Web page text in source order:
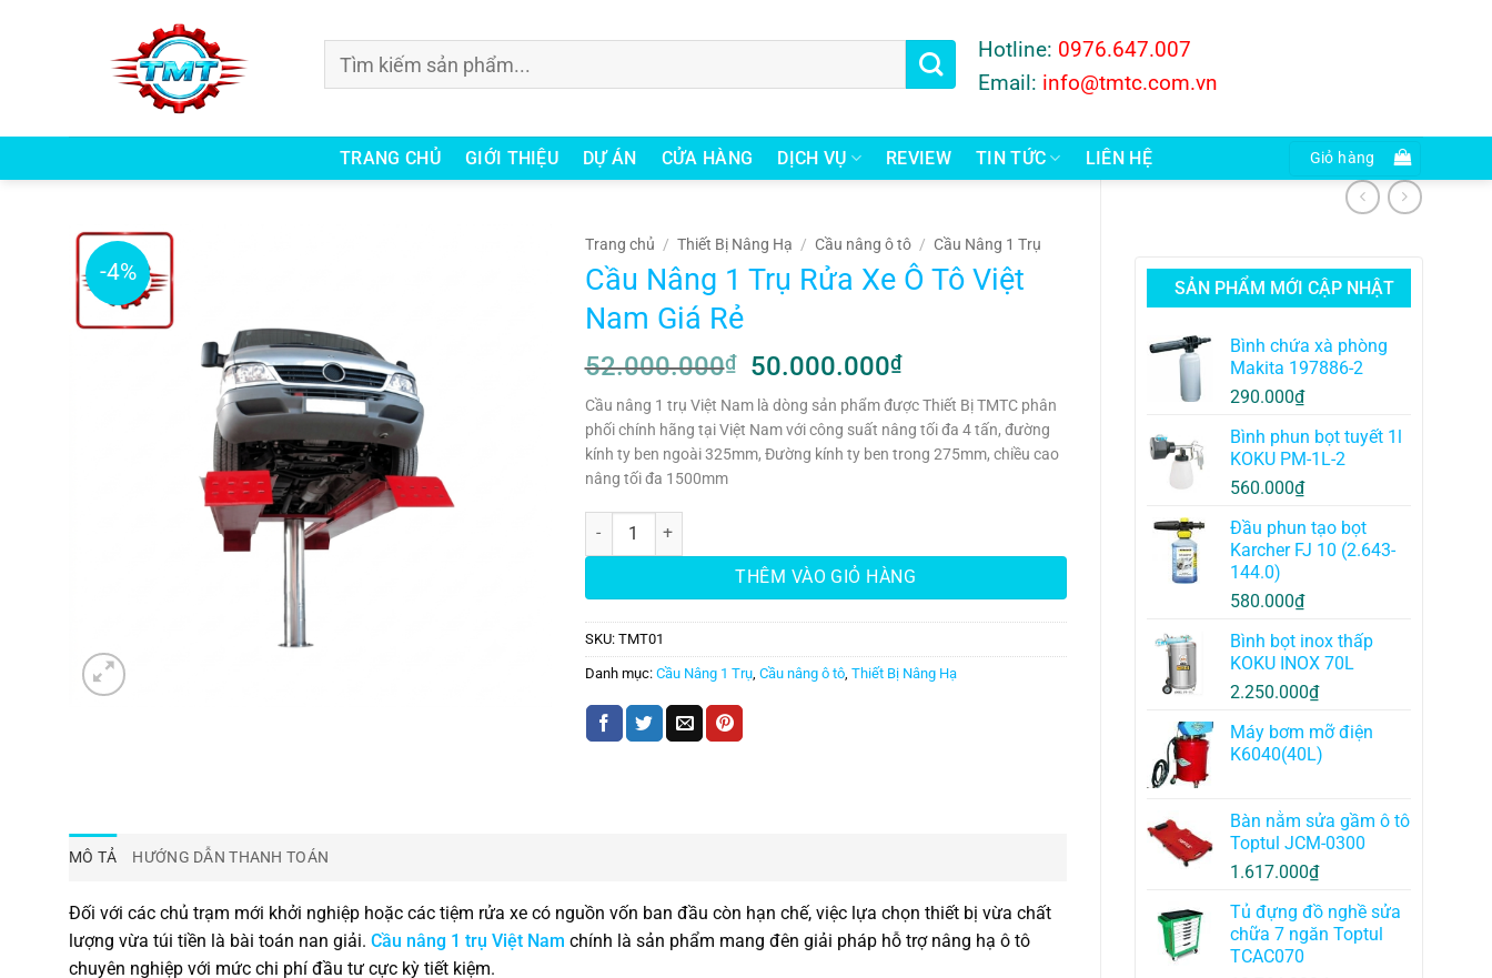
Tìm
Hotline: 0976.647.007
Email: info@tmtc.com.vn
TRANG CHỦ GIỚI THIỆU DỰ ÁN CỬA HÀNG DỊCH VỤ REVIEW TIN TỨC LIÊN HỆ Giỏ hàng
SẢN PHẨM MỚI CẬP NHẬT
Bình chứa xà phòng
Makita 197886-2
290.000₫
Bình phun bọt tuyết 1l
KOKU PM-1L-2
560.000₫
Đầu phun tạo bọt
Karcher FJ 10 (2.643-
144.0)
580.000₫
Bình bọt inox thấp
KOKU INOX 70L
2.250.000₫
Máy bơm mỡ điện
K6040(40L)
Bàn nằm sửa gầm ô tô
Toptul JCM-0300
1.617.000₫
Tủ đựng đồ nghề sửa
chữa 7 ngăn Toptul
TCAC070
-4%
Trang chủ / Thiết Bị Nâng Hạ / Cầu nâng ô tô / Cầu Nâng 1 Trụ
Cầu Nâng 1 Trụ Rửa Xe Ô Tô Việt
Nam Giá Rẻ
52.000.000₫
Giá
gốc
là:
52.000.000₫.
50.000.000₫Giá
hiện
tại
là:
50.000.000₫.
Cầu nâng 1 trụ Việt Nam là dòng sản phẩm được Thiết Bị TMTC phân
phối chính hãng tại Việt Nam với công suất nâng tối đa 4 tấn, đường
kính ty ben ngoài 325mm, Đường kính ty ben trong 275mm, chiều cao
nâng tối đa 1500mm
Cầu Nâng 1 Trụ Rửa Xe Ô Tô Việt Nam Giá Rẻ số lượng
THÊM VÀO GIỎ HÀNG
SKU: TMT01
Danh mục: Cầu Nâng 1 Trụ, Cầu nâng ô tô, Thiết Bị Nâng Hạ
MÔ TẢ HƯỚNG DẪN THANH TOÁN
Đối với các chủ trạm mới khởi nghiệp hoặc các tiệm rửa xe có nguồn vốn ban đầu còn hạn chế, việc lựa chọn thiết bị vừa chất
lượng vừa túi tiền là bài toán nan giải. Cầu nâng 1 trụ Việt Nam chính là sản phẩm mang đên giải pháp hỗ trợ nâng hạ ô tô
chuyên nghiệp với mức chi phí đầu tư cực kỳ tiết kiệm.